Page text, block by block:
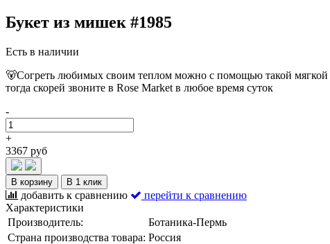
Букет из мишек #1985
Есть в наличии
🐻Согреть любимых своим теплом можно с помощью такой
тогда скорей звоните в Rose Market в любое время суток
-
+
3367 руб
В корзину В 1 клик
добавить к сравнению
перейти к сравнению
Характеристики
Производитель:
Ботаника-Пермь
Страна производства товара: Россия